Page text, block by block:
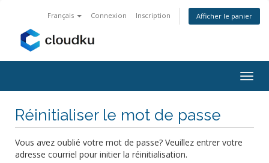
Français Connexion Inscription Afficher le panier
la
Réinitialiser le mot de passe
Vous avez oublié votre mot de passe? Veuillez entrer votre
adresse courriel pour initier la réinitialisation.